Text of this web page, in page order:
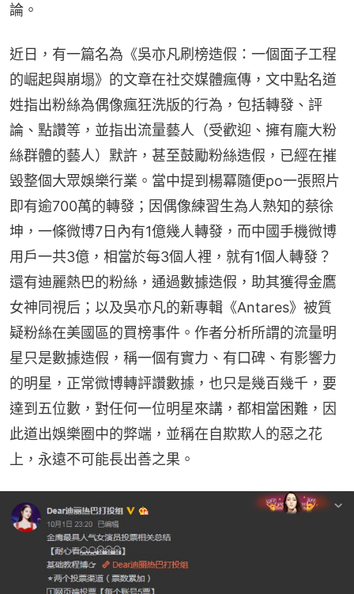
論。
近日，有一篇名為《吳亦凡刷榜造假：一個面子工程
的崛起與崩塌》的文章在社交媒體瘋傳，文中點名道
姓指出粉絲為偶像瘋狂洗版的行為，包括轉發、評
論、點讚等，並指出流量藝人（受歡迎、擁有龐大粉
絲群體的藝人）默許，甚至鼓勵粉絲造假，已經在摧
毀整個大眾娛樂行業。當中提到楊冪隨便po一張照片
即有逾700萬的轉發；因偶像練習生為人熟知的蔡徐
坤，一條微博7日內有1億幾人轉發，而中國手機微博
用戶一共3億，相當於每3個人裡，就有1個人轉發？
還有迪麗熱巴的粉絲，通過數據造假，助其獲得金鷹
女神同視后；以及吳亦凡的新專輯《Antares》被質
疑粉絲在美國區的買榜事件。作者分析所謂的流量明
星只是數據造假，稱一個有實力、有口碑、有影響力
的明星，正常微博轉評讚數據，也只是幾百幾千，要
達到五位數，對任何一位明星來講，都相當困難，因
此道出娛樂圈中的弊端，並稱在自欺欺人的惡之花
上，永遠不可能長出善之果。